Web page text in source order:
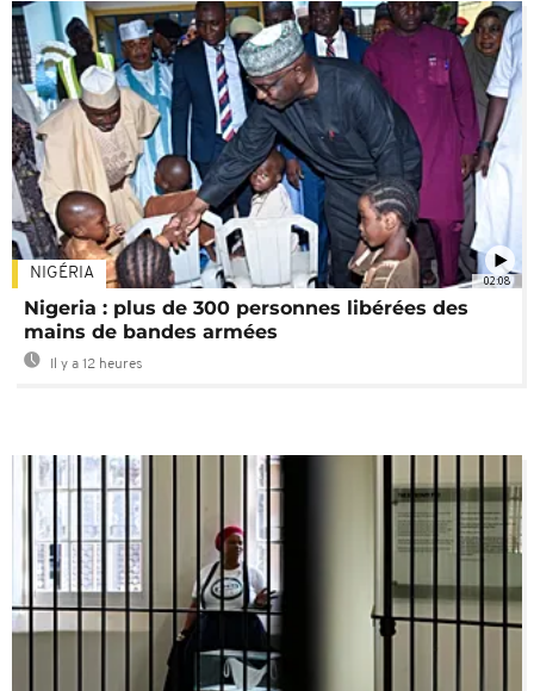
02:08
NIGÉRIA
Nigeria : plus de 300 personnes libérées des
mains de bandes armées
Il y a 12 heures